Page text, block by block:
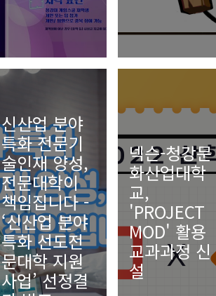
신산업 분야
특화 전문기
술인재 양성,
전문대학이
책임집니다 -
‘신산업 분야
특화 선도전
문대학 지원
사업’ 선정결
넥슨-청강문
화산업대학
교,
'PROJECT
MOD' 활용
교과과정 신
설